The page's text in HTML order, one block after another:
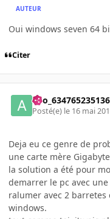
AUTEUR
Oui windows seven 64
Citer
Posté(e) le 16 mai
Deja eu ce genre de
une carte mère
la solution a été pour
demarrer le pc avec
ralumer avec 2
windows.